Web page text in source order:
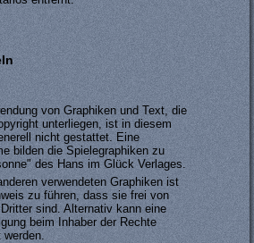
von Graphiken und Text, die
unterliegen, ist in diesem
nicht gestattet. Eine
bilden die Spielegraphiken zu
des Hans im Glück Verlages.
verwendeten Graphiken ist
zu führen, dass sie frei von
sind. Alternativ kann eine
beim Inhaber der Rechte